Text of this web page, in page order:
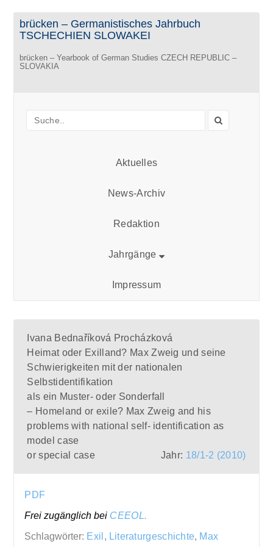
brücken – Germanistisches Jahrbuch
TSCHECHIEN SLOWAKEI
brücken – Yearbook of German Studies CZECH REPUBLIC –
SLOVAKIA
Aktuelles
News-Archiv
Redaktion
Jahrgänge
Impressum
Ivana Bednaříková Procházková
Heimat oder Exilland? Max Zweig und seine
Schwierigkeiten mit der nationalen
Selbstidentifikation
als ein Muster- oder Sonderfall
– Homeland or exile? Max Zweig and his
problems with national self- identification as
model case
or special case
Jahr: 18/1-2 (2010)
PDF
Frei zugänglich bei CEEOL.
Schlagwörter: Exil , Literaturgeschichte, Max